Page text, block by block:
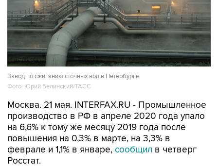
Завод по сжиганию сточных вод в Петербурге
Фото: Юрий Белинский/ТАСС
Москва. 21 мая. INTERFAX.RU - Промышленное
производство в РФ в апреле 2020 года упало
на 6,6% к тому же месяцу 2019 года после
повышения на 0,3% в марте, на 3,3% в
феврале и 1,1% в январе, сообщил в четверг
Росстат.